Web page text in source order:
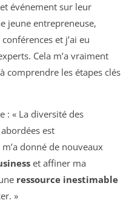
événement sur leur
jeune entrepreneuse,
et j’ai eu
Cela m’a vraiment
comprendre les étapes clés
: « La diversité des
est
donné de nouveaux
et affiner ma
ressource inestimable
»